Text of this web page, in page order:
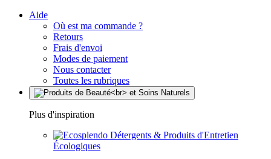
Aide
Où est ma commande ?
Retours
Frais d'envoi
Modes de paiement
Nous contacter
Toutes les rubriques
Plus d'inspiration
Détergents & Produits d'Entretien
Écologiques